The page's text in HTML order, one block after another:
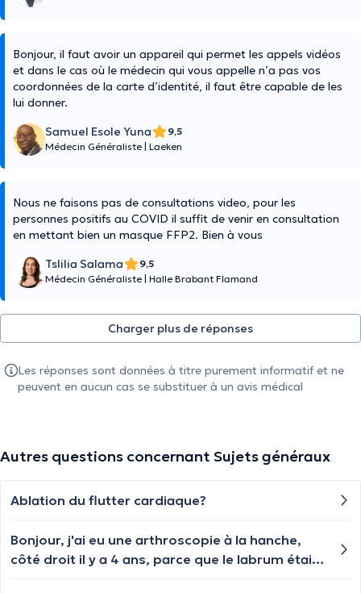
Bonjour, il faut avoir un appareil qui permet les appels vidéos
et dans le cas où le médecin qui vous appelle n’a pas vos
coordonnées de la carte d’identité, il faut être capable de les
lui donner.
Samuel Esole Yuna
9,5
Médecin Généraliste Laeken
Nous ne faisons pas de consultations video, pour les
personnes positifs au COVID il suffit de venir en consultation
en mettant bien un masque FFP2. Bien à vous
Tslilia Salama
9,5
Médecin Généraliste Halle Brabant Flamand
Charger plus de réponses
Les réponses sont données à titre purement informatif et ne
peuvent en aucun cas se substituer à un avis médical
Autres questions concernant Sujets généraux
Ablation du flutter cardiaque?
Bonjour, j'ai eu une arthroscopie à la hanche,
côté droit il y a 4 ans, parce que le labrum était